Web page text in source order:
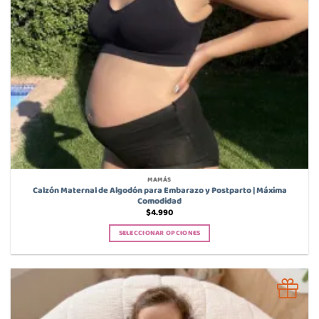
MAMÁS
Calzón Maternal de Algodón para Embarazo y Postparto | Máxima
Comodidad
$4.990
SELECCIONAR OPCIONES
tiene
múltiples
variantes.
Las